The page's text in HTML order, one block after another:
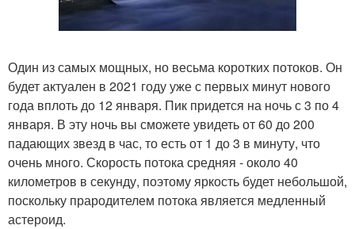
Один из самых мощных, но весьма коротких потоков. Он
будет актуален в 2021 году уже с первых минут нового
года вплоть до 12 января. Пик придется на ночь с 3 по 4
января. В эту ночь вы сможете увидеть от 60 до 200
падающих звезд в час, то есть от 1 до 3 в минуту, что
очень много. Скорость потока средняя - около 40
километров в секунду, поэтому яркость будет небольшой,
поскольку прародителем потока является медленный
астероид.